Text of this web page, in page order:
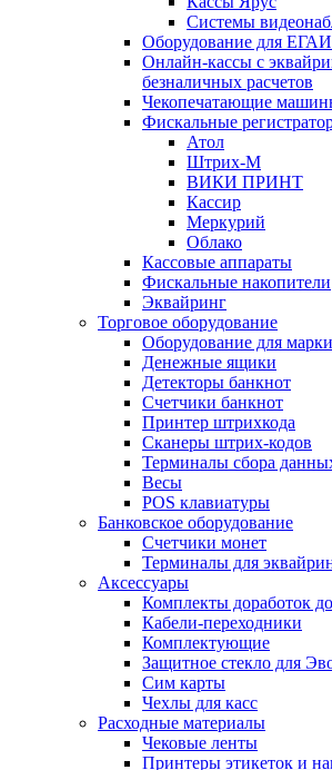
Системы
Оборудование для
Онлайн-кассы с
безналичных расчетов
Чекопечатающие
Фискальные
Атол
Штрих-М
ВИКИ ПРИНТ
Кассир
Меркурий
Облако
Кассовые аппараты
Фискальные накопители
Эквайринг
Торговое оборудование
Оборудование для
Денежные ящики
Детекторы банкнот
Счетчики банкнот
Принтер штрихкода
Сканеры штрих-кодов
Терминалы сбора
Весы
POS клавиатуры
Банковское оборудование
Счетчики монет
Терминалы для
Аксессуары
Комплекты доработок
Кабели-переходники
Комплектующие
Защитное стекло для
Сим карты
Чехлы для касс
Расходные материалы
Чековые ленты
Принтеры этикеток и